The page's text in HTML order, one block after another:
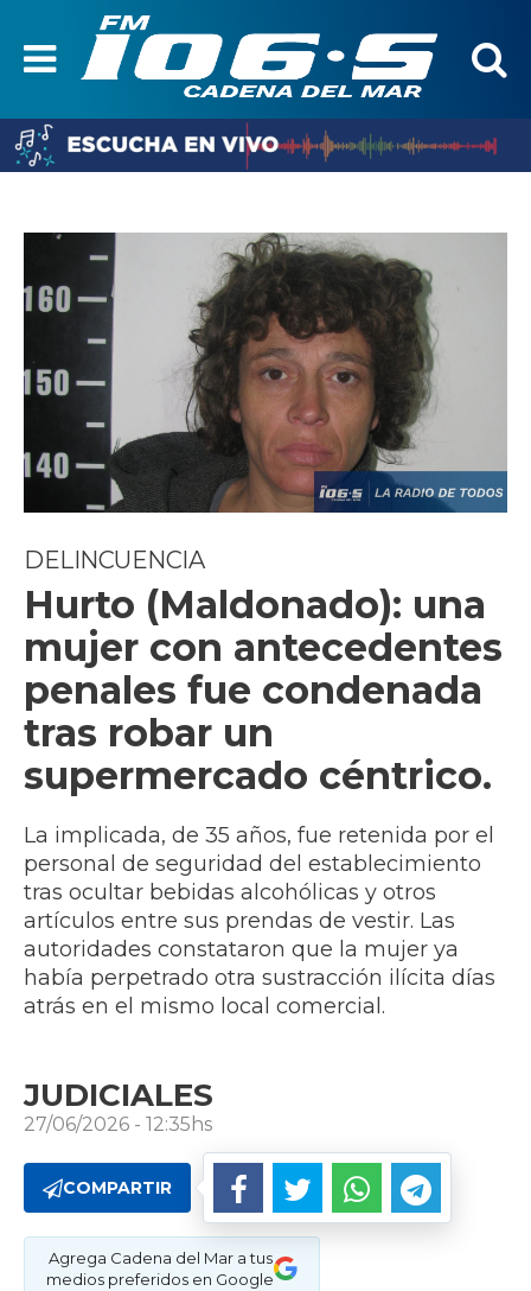
DELINCUENCIA
Hurto (Maldonado): una
mujer con antecedentes
penales fue condenada
tras robar un
supermercado céntrico.
La implicada, de 35 años, fue retenida por el
personal de seguridad del establecimiento
tras ocultar bebidas alcohólicas y otros
artículos entre sus prendas de vestir. Las
autoridades constataron que la mujer ya
había perpetrado otra sustracción ilícita días
atrás en el mismo local comercial.
JUDICIALES
27/06/2026 - 12:35hs
COMPARTIR
Agrega Cadena del Mar a tus
medios preferidos en Google